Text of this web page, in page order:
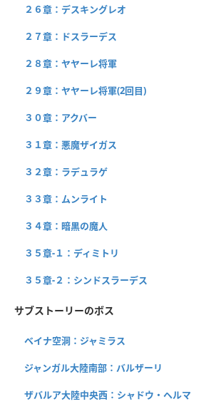
２６章：デスキングレオ
２７章：ドスラーデス
２８章：ヤヤーレ将軍
２９章：ヤヤーレ将軍(2回目)
３０章：アクバー
３１章：悪魔ザイガス
３２章：ラデュラゲ
３３章：ムンライト
３４章：暗黒の魔人
３５章-１：ディミトリ
３５章-２：シンドスラーデス
サブストーリーのボス
ベイナ空洞：ジャミラス
ジャンガル大陸南部：バルザーリ
ザバルア大陸中央西：シャドウ・ヘルマ